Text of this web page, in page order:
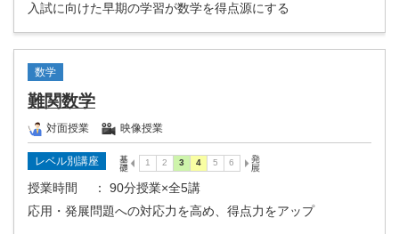
入試に向けた早期の学習が数学を得点源にする
数学
難関数学
対面授業 映像授業
レベル別講座
授業時間
： 90分授業×全5講
応用・発展問題への対応力を高め、得点力をアップ